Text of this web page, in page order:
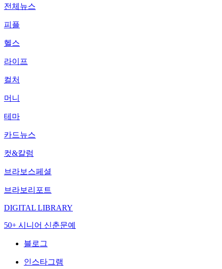
전체뉴스
피플
헬스
라이프
컬처
머니
테마
카드뉴스
컷&칼럼
브라보스페셜
브라보리포트
DIGITAL LIBRARY
50+ 시니어 신춘문예
블로그
인스타그램